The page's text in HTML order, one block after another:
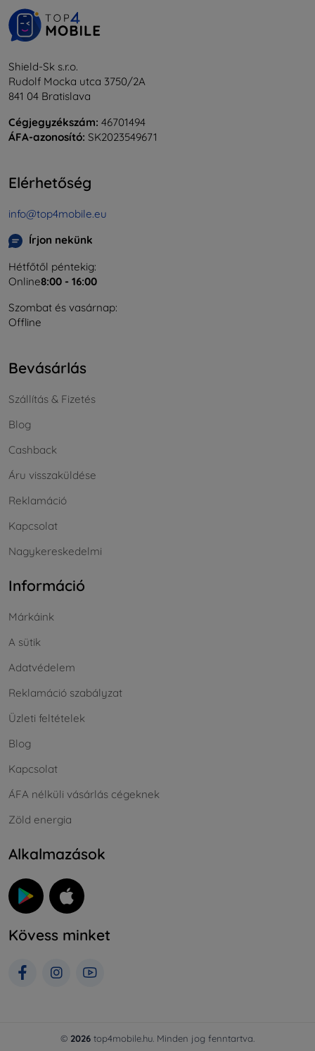
Shield-Sk s.r.o.
Rudolf Mocka utca 3750/2A
841 04 Bratislava
Cégjegyzékszám: 46701494
ÁFA-azonosító: SK2023549671
Elérhetőség
info@top4mobile.eu
Írjon nekünk
Hétfőtől péntekig:
Online8:00 - 16:00
Szombat és vasárnap:
Offline
Bevásárlás
Szállítás & Fizetés
Blog
Cashback
Áru visszaküldése
Reklamáció
Kapcsolat
Nagykereskedelmi
Információ
Márkáink
A sütik
Adatvédelem
Reklamáció szabályzat
Üzleti feltételek
Blog
Kapcsolat
ÁFA nélküli vásárlás cégeknek
Zöld energia
Alkalmazások
Kövess minket
© 2026 top4mobile.hu. Minden jog fenntartva.